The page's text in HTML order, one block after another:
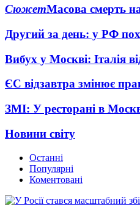
СюжетМасова смерть
Другий за день: у РФ
Вибух у Москві: Італія
ЄС відзавтра змінює
ЗМІ: У ресторані в
Новини світу
Останні
Популярні
Коментовані